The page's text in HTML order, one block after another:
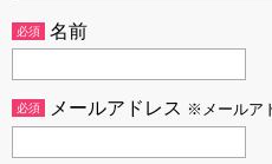
必須 名前
必須 メールアドレス ※メールア